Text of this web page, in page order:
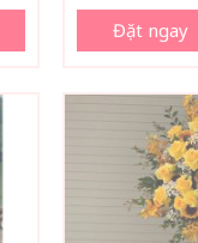
Đặt ngay